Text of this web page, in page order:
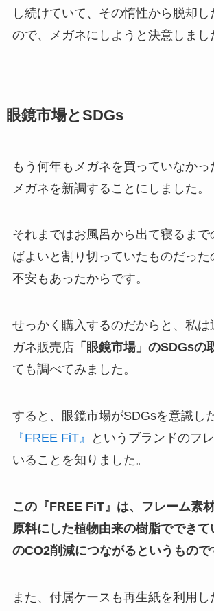
し続けていて、その惰性から脱却し
ので、メガネにしようと決意しまし
眼鏡市場とSDGs
もう何年もメガネを買っていなかっ
メガネを新調することにしました。
それまではお風呂から出て寝るまで
ばよいと割り切っていたものだった
不安もあったからです。
せっかく購入するのだからと、私は
ガネ販売店「眼鏡市場」のSDGsの
ても調べてみました。
すると、眼鏡市場がSDGsを意識し
『FREE FiT』
というブランドのフ
いることを知りました。
この『FREE FiT』は、フレーム素
原料にした植物由来の樹脂ででき
のCO2削減につながるというもので
また、付属ケースも再生紙を利用